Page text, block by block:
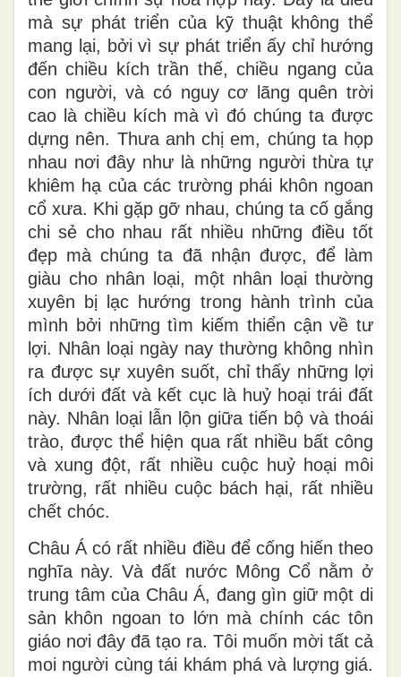
mà sự phát triển của kỹ thuật không thể
mang lại, bởi vì sự phát triển ấy chỉ hướng
đến chiều kích trần thế, chiều ngang của
con người, và có nguy cơ lãng quên trời
cao là chiều kích mà vì đó chúng ta được
dựng nên. Thưa anh chị em, chúng ta họp
nhau nơi đây như là những người thừa tự
khiêm hạ của các trường phái khôn ngoan
cổ xưa. Khi gặp gỡ nhau, chúng ta cố gắng
chi sẻ cho nhau rất nhiều những điều tốt
đẹp mà chúng ta đã nhận được, để làm
giàu cho nhân loại, một nhân loại thường
xuyên bị lạc hướng trong hành trình của
mình bởi những tìm kiếm thiển cận về tư
lợi. Nhân loại ngày nay thường không nhìn
ra được sự xuyên suốt, chỉ thấy những lợi
ích dưới đất và kết cục là huỷ hoại trái đất
này. Nhân loại lẫn lộn giữa tiến bộ và thoái
trào, được thể hiện qua rất nhiều bất công
và xung đột, rất nhiều cuộc huỷ hoại môi
trường, rất nhiều cuộc bách hại, rất nhiều
chết chóc.
Châu Á có rất nhiều điều để cống hiến theo
nghĩa này. Và đất nước Mông Cổ nằm ở
trung tâm của Châu Á, đang gìn giữ một di
sản khôn ngoan to lớn mà chính các tôn
giáo nơi đây đã tạo ra. Tôi muốn mời tất cả
moi người cùng tái khám phá và lượng giá.